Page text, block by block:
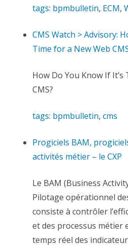
tags: bpmbulletin, ECM,
CMS Watch > Advisory:
Time for a New Web
How Do You Know If
CMS?
tags: bpmbulletin, cms
Progiciels BAM,
activités métier – le CXP
Le BAM (Business
Pilotage opérationnel
consiste à contrôler
et des processus métier
temps réel des